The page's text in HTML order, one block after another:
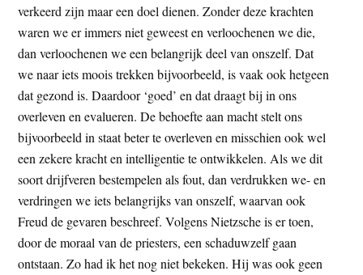
verkeerd zijn maar een doel dienen. Zonder deze krachten
waren we er immers niet geweest en verloochenen we die,
dan verloochenen we een belangrijk deel van onszelf. Dat
we naar iets moois trekken bijvoorbeeld, is vaak ook hetgeen
dat gezond is. Daardoor ‘goed’ en dat draagt bij in ons
overleven en evalueren. De behoefte aan macht stelt ons
bijvoorbeeld in staat beter te overleven en misschien ook wel
een zekere kracht en intelligentie te ontwikkelen. Als we dit
soort drijfveren bestempelen als fout, dan verdrukken we- en
verdringen we iets belangrijks van onszelf, waarvan ook
Freud de gevaren beschreef. Volgens Nietzsche is er toen,
door de moraal van de priesters, een schaduwzelf gaan
ontstaan. Zo had ik het nog niet bekeken. Hij was ook geen